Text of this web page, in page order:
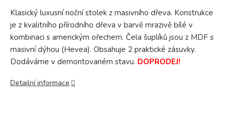
Klasický luxusní noční stolek z masivního dřeva. Konstrukce
je z kvalitního přírodního dřeva v barvě mrazivě bílé v
kombinaci s americkým ořechem. Čela šuplíků jsou z MDF s
masivní dýhou (Hevea). Obsahuje 2 praktické zásuvky.
Dodáváme v demontovaném stavu. DOPRODEJ!
Detailní informace